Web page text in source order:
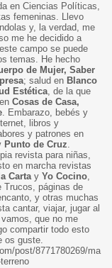
en Ciencias Políticas,
femeninas. Llevo
y, la verdad, me
me he decidido a
campo se puede
temas. He hecho
de Mujer, Saber
; salud en Blanco
Estética, de la que
Cosas de Casa,
. Embarazo, bebés y
libros y
y patrones en
Punto de Cruz.
revista para niñas,
en marcha revistas
Cartay Yo Cocino,
Trucos, páginas de
y otras muchas
cantar, viajar, jugar al
que no me
compartir todo esto
os guste.
post/8771780269/ma